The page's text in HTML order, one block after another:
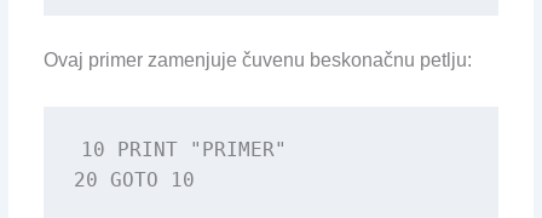
Ovaj primer zamenjuje čuvenu beskonačnu petlju:
10 PRINT "PRIMER"
20 GOTO 10